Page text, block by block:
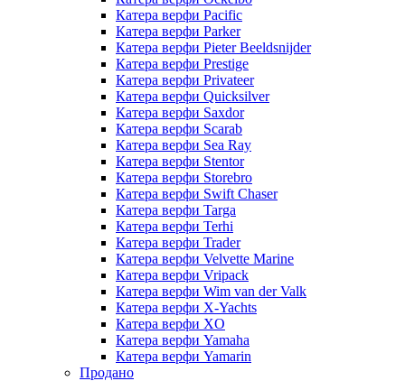
Катера верфи Pacific
Катера верфи Parker
Катера верфи Pieter Beeldsnijder
Катера верфи Prestige
Катера верфи Privateer
Катера верфи Quicksilver
Катера верфи Saxdor
Катера верфи Scarab
Катера верфи Sea Ray
Катера верфи Stentor
Катера верфи Storebro
Катера верфи Swift Chaser
Катера верфи Targa
Катера верфи Terhi
Катера верфи Trader
Катера верфи Velvette Marine
Катера верфи Vripack
Катера верфи Wim van der Valk
Катера верфи X-Yachts
Катера верфи XO
Катера верфи Yamaha
Катера верфи Yamarin
Продано